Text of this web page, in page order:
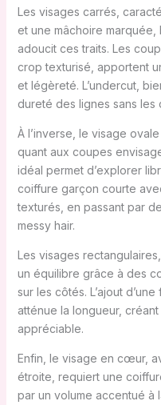
Les visages carrés,
et une mâchoire
adoucit ces traits. Les
crop texturisé, apportent
et légèreté. L’undercut,
dureté des lignes sans les
À l’inverse, le visage
quant aux coupes
idéal permet d’explorer
coiffure garçon courte
texturés, en passant par
messy hair.
Les visages
un équilibre grâce à des
sur les côtés. L’ajout
atténue la longueur,
appréciable.
Enfin, le visage en cœur,
étroite, requiert une
par un volume accentué à